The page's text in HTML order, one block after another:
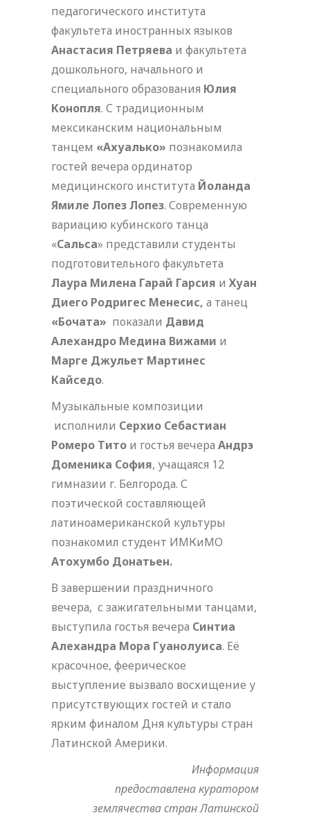
педагогического института
факультета иностранных языков
Анастасия Петряева и факультета
дошкольного, начального и
специального образования Юлия
Конопля. С традиционным
мексиканским национальным
танцем «Ахуалько» познакомила
гостей вечера ординатор
медицинского института Йоланда
Ямиле Лопез Лопез. Современную
вариацию кубинского танца
«Сальса» представили студенты
подготовительного факультета
Лаура Милена Гарай Гарсия и Хуан
Диего Родригес Менесис, а танец
«Бочата» показали Давид
Алехандро Медина Вижами и
Марге Джульет Мартинес
Кайседо.
Музыкальные композиции
исполнили Серхио Себастиан
Ромеро Тито и гостья вечера Андрэ
Доменика София, учащаяся 12
гимназии г. Белгорода. С
поэтической составляющей
латиноамериканской культуры
познакомил студент ИМКиМО
Атохумбо Донатьен.
В завершении праздничного
вечера, с зажигательными танцами,
выступила гостья вечера Синтиа
Алехандра Мора Гуанолуиса. Её
красочное, феерическое
выступление вызвало восхищение у
присутствующих гостей и стало
ярким финалом Дня культуры стран
Латинской Америки.
Информация
предоставлена куратором
землячества стран Латинской